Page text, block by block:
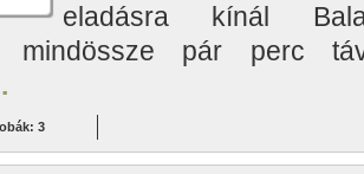
eladásra kínál
mindössze pár perc
3